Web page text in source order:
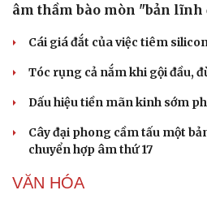
âm thầm bào mòn "bản lĩnh
Cái giá đắt của việc tiêm
Tóc rụng cả nắm khi gội đầu,
Dấu hiệu tiền mãn kinh sớm
Cây đại phong cầm tấu một
chuyển hợp âm thứ 17
VĂN HÓA